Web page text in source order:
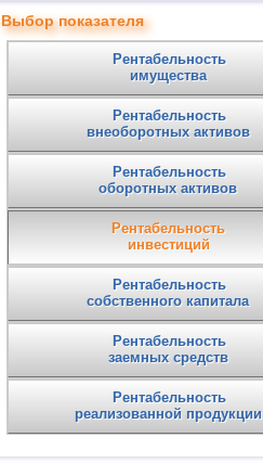
Выбор показателя
Рентабельность
имущества
Рентабельность
внеоборотных активов
Рентабельность
оборотных активов
Рентабельность
инвестиций
Рентабельность
собственного капитала
Рентабельность
заемных средств
Рентабельность
реализованной продукции